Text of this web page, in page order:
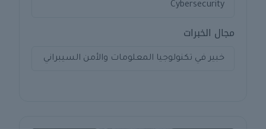
Cybersecurity
مجال الخبرات
خبير في تكنولوجيا المعلومات والأمن السيبراني